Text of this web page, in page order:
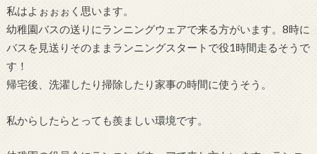
私はよぉぉぉく思います。
幼稚園バスの送りにランニングウェアで来る方がいます。8時に
バスを見送りそのままランニングスタートで役1時間走るそうで
す！
帰宅後、洗濯したり掃除したり家事の時間に使うそう。
私からしたらとっても羨ましい環境です。